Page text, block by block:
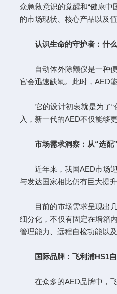
众急救意识的觉醒和“健康
的市场现状、核心产品以及
认识生命的守护者：什
自动体外除颤仪是一种便
官会迅速缺氧。此时，AED
它的设计初衷就是为了“傻
入，新一代的AED不仅能够
市场需求洞察：从“选配”
近年来，我国AED市场迎
与发达国家相比仍有巨大提升
目前的市场需求呈现出几
细分化，不仅有固定在墙箱
管理能力、远程自检功能以
国际品牌：飞利浦HS1自
在众多的AED品牌中，飞